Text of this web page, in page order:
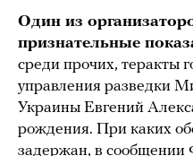
Один из
признательные
среди прочих, теракты
управления разведки
Украины Евгений
рождения. При каких
задержан, в сообщении